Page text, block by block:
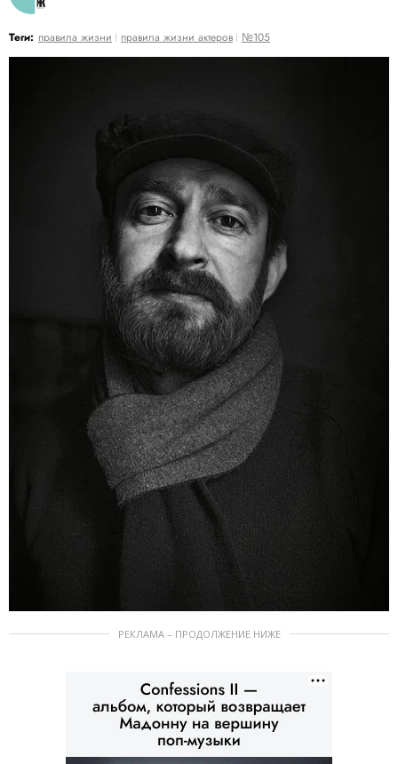
Теги: правила жизни правила жизни актеров №105
РЕКЛАМА – ПРОДОЛЖЕНИЕ НИЖЕ